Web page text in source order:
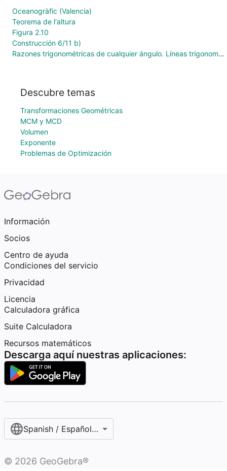
Oceanogràfic (Valencia)
Teorema de l'altura
Figura 2.10
Construcción 6/11 b)
Razones trigonométricas de cualquier ángulo. Líneas trigonométricas
Descubre temas
Transformaciones Geométricas
MCM y MCD
Volumen
Exponente
Problemas de Optimización
Información
Socios
Centro de ayuda
Condiciones del servicio
Privacidad
Licencia
Calculadora gráfica
Suite Calculadora
Recursos matemáticos
Descarga aquí nuestras aplicaciones:
Spanish / Español (internacional)
© 2026 GeoGebra®